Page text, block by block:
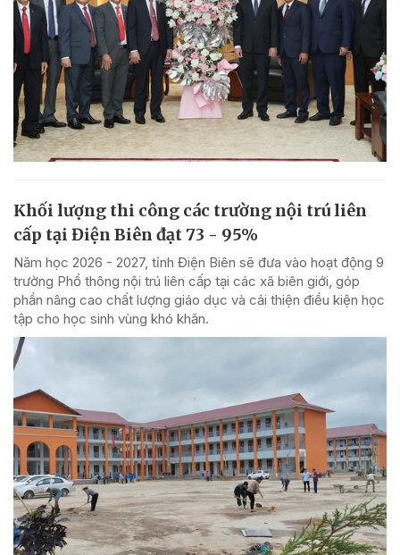
Khối lượng thi công các trường nội trú liên
cấp tại Điện Biên đạt 73 - 95%
Năm học 2026 - 2027, tỉnh Điện Biên sẽ đưa vào hoạt động 9
trường Phổ thông nội trú liên cấp tại các xã biên giới, góp
phần nâng cao chất lượng giáo dục và cải thiện điều kiện học
tập cho học sinh vùng khó khăn.